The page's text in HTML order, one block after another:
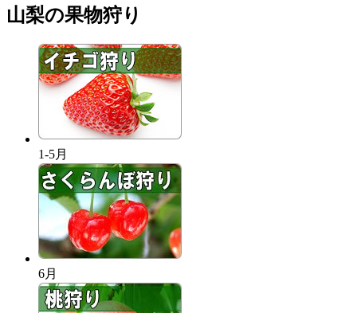
山梨の果物狩り
1-5月
6月